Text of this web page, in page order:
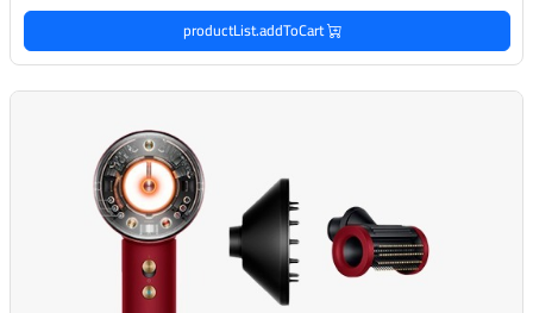
productList.addToCart